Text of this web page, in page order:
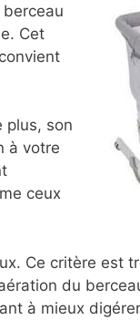
Cet
plus, son
à votre
ceux
Ce critère est
du
à mieux